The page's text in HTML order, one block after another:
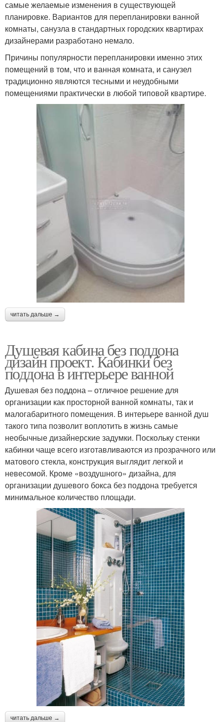
самые желаемые изменения в существующей
планировке. Вариантов для перепланировки ванной
комнаты, санузла в стандартных городских квартирах
дизайнерами разработано немало.
Причины популярности перепланировки именно этих
помещений в том, что и ванная комната, и санузел
традиционно являются тесными и неудобными
помещениями практически в любой типовой квартире.
читать дальше →
Душевая кабина без поддона
дизайн проект. Кабинки без
поддона в интерьере ванной
Душевая без поддона – отличное решение для
организации как просторной ванной комнаты, так и
малогабаритного помещения. В интерьере ванной душ
такого типа позволит воплотить в жизнь самые
необычные дизайнерские задумки. Поскольку стенки
кабинки чаще всего изготавливаются из прозрачного или
матового стекла, конструкция выглядит легкой и
невесомой. Кроме «воздушного» дизайна, для
организации душевого бокса без поддона требуется
минимальное количество площади.
читать дальше →